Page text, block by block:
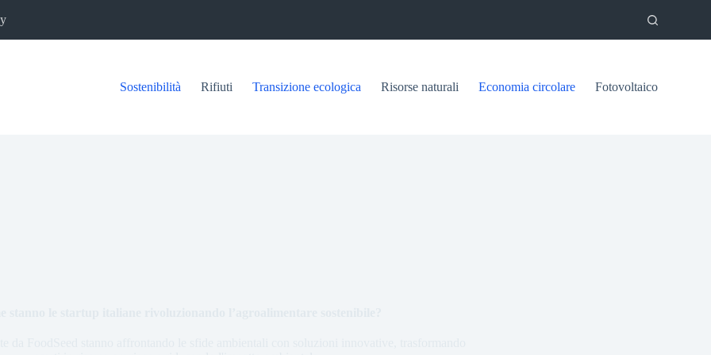
Sostenibilità Rifiuti Transizione ecologica Risorse naturali Economia circolare Fotovoltaico